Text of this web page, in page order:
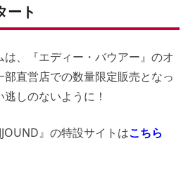
ート
、『エディー・バウアー』のオ
直営店での数量限定販売となっ
しのないように！
』の特設サイトはこちら